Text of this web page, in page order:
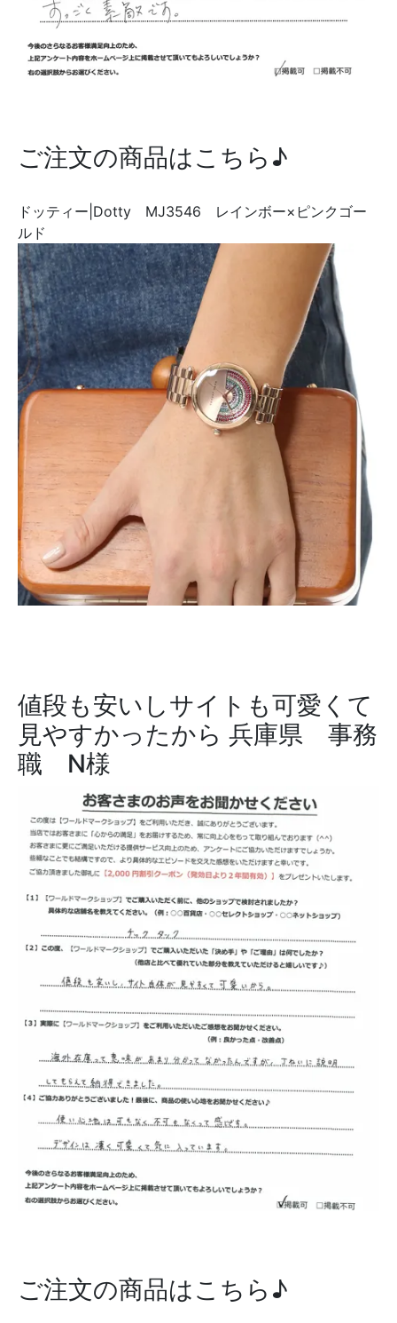
ご注文の商品はこちら♪
ドッティー|Dotty MJ3546 レインボー×ピンクゴー
ルド
値段も安いしサイトも可愛くて
見やすかったから 兵庫県 事務
職 N様
ご注文の商品はこちら♪